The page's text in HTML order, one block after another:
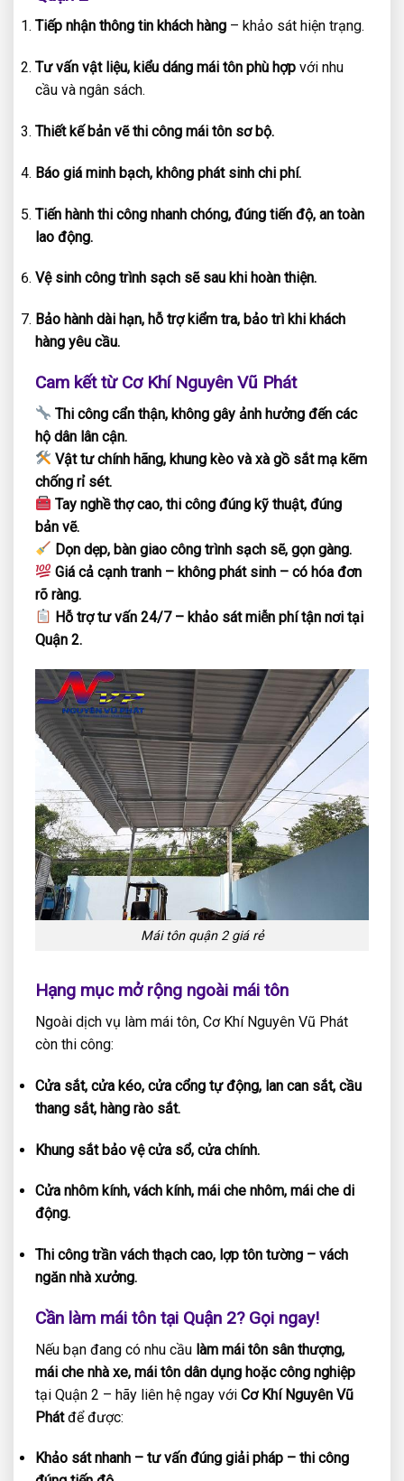
Tiếp nhận thông tin khách hàng – khảo sát hiện trạng.
Tư vấn vật liệu, kiểu dáng mái tôn phù hợp với nhu
cầu và ngân sách.
Thiết kế bản vẽ thi công mái tôn sơ bộ.
Báo giá minh bạch, không phát sinh chi phí.
Tiến hành thi công nhanh chóng, đúng tiến độ, an toàn
lao động.
Vệ sinh công trình sạch sẽ sau khi hoàn thiện.
Bảo hành dài hạn, hỗ trợ kiểm tra, bảo trì khi khách
hàng yêu cầu.
Cam kết từ Cơ Khí Nguyên Vũ Phát
Thi công cẩn thận, không gây ảnh hưởng đến các
hộ dân lân cận.
Vật tư chính hãng, khung kèo và xà gồ sắt mạ kẽm
chống rỉ sét.
Tay nghề thợ cao, thi công đúng kỹ thuật, đúng
bản vẽ.
Dọn dẹp, bàn giao công trình sạch sẽ, gọn gàng.
Giá cả cạnh tranh – không phát sinh – có hóa đơn
rõ ràng.
Hỗ trợ tư vấn 24/7 – khảo sát miễn phí tận nơi tại
Quận 2.
Mái tôn quận 2 giá rẻ
Hạng mục mở rộng ngoài mái tôn
Ngoài dịch vụ làm mái tôn, Cơ Khí Nguyên Vũ Phát
còn thi công:
Cửa sắt, cửa kéo, cửa cổng tự động, lan can sắt, cầu
thang sắt, hàng rào sắt.
Khung sắt bảo vệ cửa sổ, cửa chính.
Cửa nhôm kính, vách kính, mái che nhôm, mái che di
động.
Thi công trần vách thạch cao, lợp tôn tường – vách
ngăn nhà xưởng.
Cần làm mái tôn tại Quận 2? Gọi ngay!
Nếu bạn đang có nhu cầu làm mái tôn sân thượng,
mái che nhà xe, mái tôn dân dụng hoặc công nghiệp
tại Quận 2 – hãy liên hệ ngay với Cơ Khí Nguyên Vũ
Phátđể được:
Khảo sát nhanh – tư vấn đúng giải pháp – thi công